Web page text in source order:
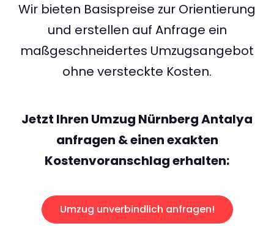
Wir bieten Basispreise zur Orientierung
und erstellen auf Anfrage ein
maßgeschneidertes Umzugsangebot
ohne versteckte Kosten.
Jetzt Ihren Umzug Nürnberg Antalya
anfragen & einen exakten
Kostenvoranschlag erhalten:
Umzug unverbindlich anfragen!